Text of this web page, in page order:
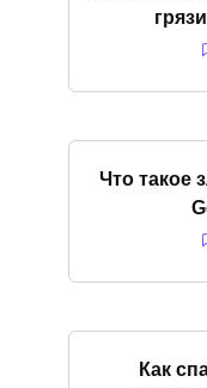
Что такое
Как